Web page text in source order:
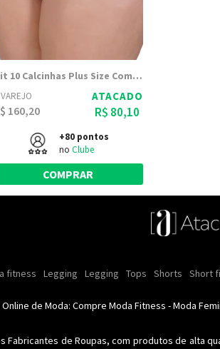
Kit 10 Calcinhas Plus Size Com Renda Drapeada - Dily Modas
VAREJO
160,20
ATACADO
R$ 80,10
+80 pontos
noClube
COMPRAR
Toda loja Feminino Moda feminina Moda feminina
Moda masculina Moda intima masculina
fitness Legging Legging Tops Shorts Short
Oleos e cremes Comestiveis Kits
de Moda: Compre Moda Fitness -Moda
Fabricantes de Roupas, com produtos de alta